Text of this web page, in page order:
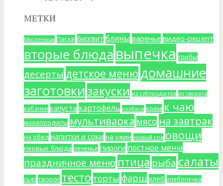
МЕТКИ
Масленица Пасха! бисквит блины варенье видео-рецепт
вторые блюдавыпечка грибы
десерты детское меню домашние
заготовкизакуски из субпродуктов из творога
кабачки капуста картофель колбаса крем к чаю
морепродукты мультиварка мясо на завтрак
на обед напитки и соки на ужин новый год овощи
первые блюда печенье пироги постное меню
праздничное меню птица рыба салаты
сыр творог тесто торты фарш хлеб хлебопечка